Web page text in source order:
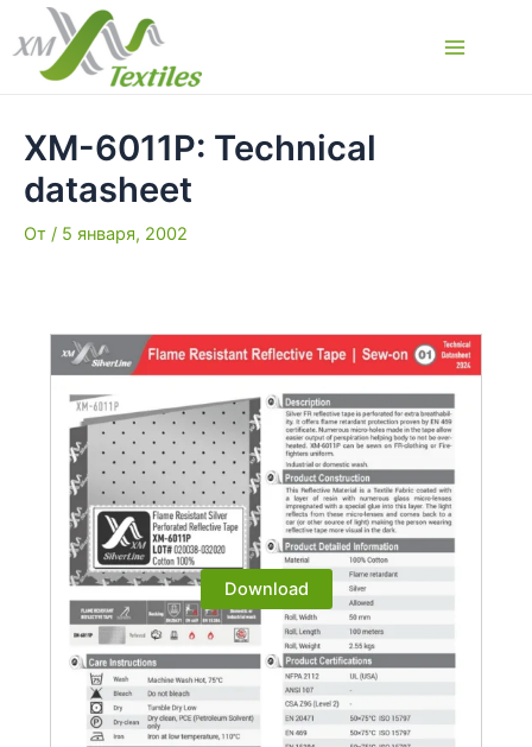
Перейти
содержимому
XM-6011P: Technical
datasheet
От / 5 января, 2002
Download